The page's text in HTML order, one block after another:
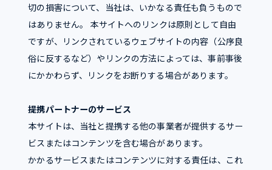
切の損害について、当社は、いかなる責任も負うもので
はありません。 本サイトへのリンクは原則として自由
ですが、リンクされているウェブサイトの内容（公序良
俗に反するなど）やリンクの方法によっては、事前事後
にかかわらず、リンクをお断りする場合があります。
提携パートナーのサービス
本サイトは、当社と提携する他の事業者が提供するサー
ビスまたはコンテンツを含む場合があります。
かかるサービスまたはコンテンツに対する責任は、これ